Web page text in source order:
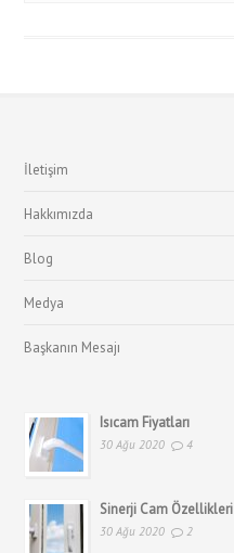
İletişim
Hakkımızda
Blog
Medya
Başkanın Mesajı
Isıcam Fiyatları
30 Ağu 2020 4
Sinerji Cam Özellikleri
30 Ağu 2020 2